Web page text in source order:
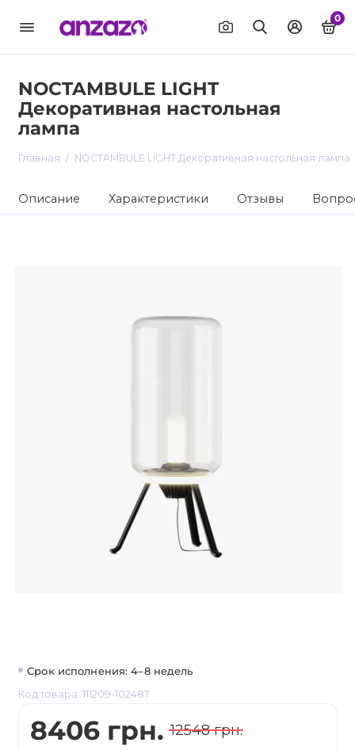
0
NOCTAMBULE LIGHT
Декоративная настольная
лампа
Главная NOCTAMBULE LIGHT Декоративная настольная лампа
Описание Характеристики Отзывы
Срок исполнения: 4–8 недель
Код товара: 111209-10248T
8406 грн. 12548 грн.